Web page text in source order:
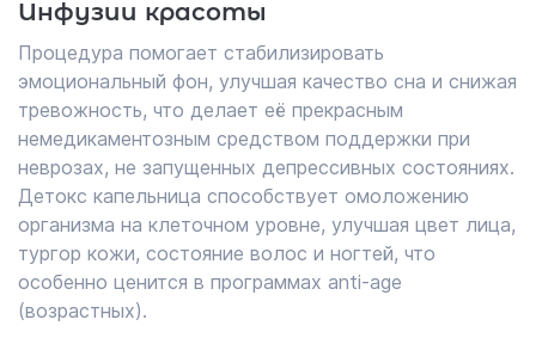
Инфузии красоты
Процедура помогает стабилизировать
эмоциональный фон, улучшая качество сна и снижая
тревожность, что делает её прекрасным
немедикаментозным средством поддержки при
неврозах, не запущенных депрессивных состояниях.
Детокс капельница способствует омоложению
организма на клеточном уровне, улучшая цвет лица,
тургор кожи, состояние волос и ногтей, что
особенно ценится в программах anti-age
(возрастных).